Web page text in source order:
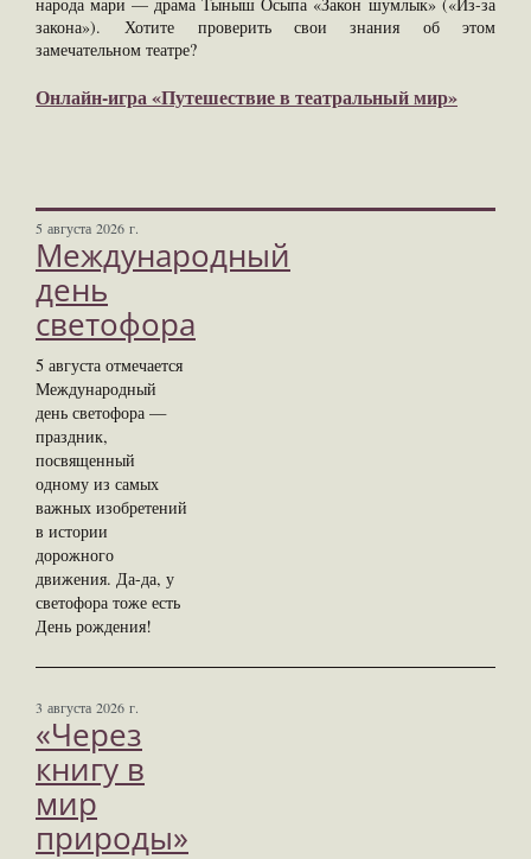
народа мари — драма Тыныш Осыпа «Закон шумлык» («Из-за
закона»). Хотите проверить свои знания об этом
замечательном театре?
Онлайн-игра «Путешествие в театральный мир»
5 августа 2026 г.
Международный
день
светофора
5 августа отмечается
Международный
день светофора —
праздник,
посвященный
одному из самых
важных изобретений
в истории
дорожного
движения. Да-да, у
светофора тоже есть
День рождения!
3 августа 2026 г.
«Через
книгу в
мир
природы»